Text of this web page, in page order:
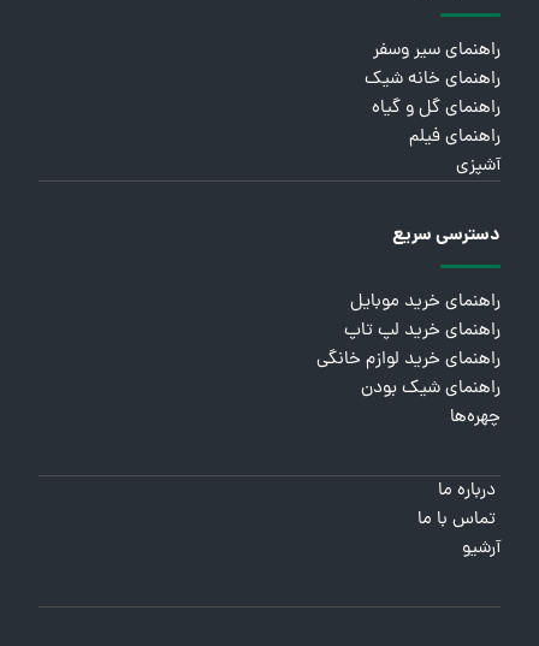
راهنمای سیر وسفر
راهنمای خانه شیک
راهنمای گل و گیاه
راهنمای فیلم
آشپزی
دسترسی سریع
راهنمای خرید موبایل
راهنمای خرید لپ تاپ
راهنمای خرید لوازم خانگی
راهنمای شیک بودن
چهره‌ها
درباره ما
تماس با ما
آرشیو